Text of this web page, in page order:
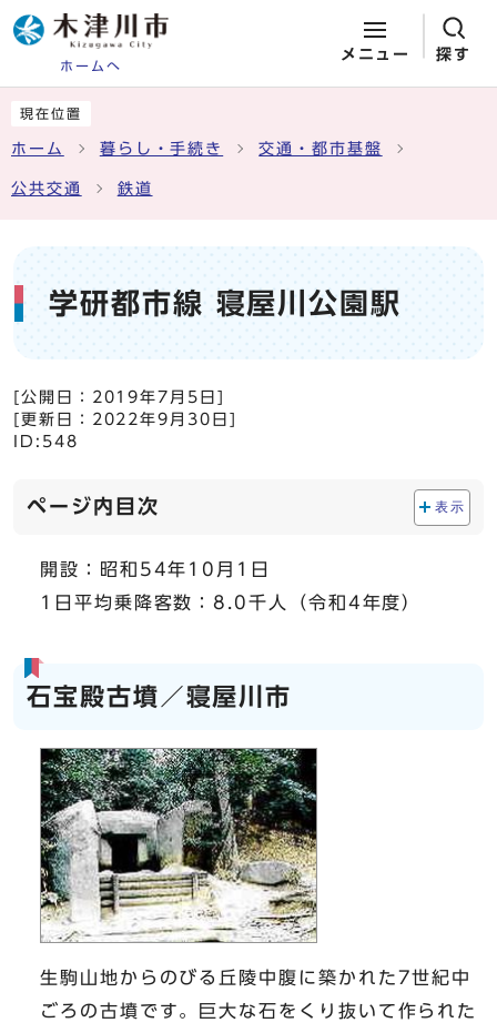
ホームへ
メニュー 探す
現在位置
ホーム 暮らし・手続き 交通・都市基盤
公共交通 鉄道
学研都市線 寝屋川公園駅
[公開日： 2019年7月5日
[更新日： 2022年9月30日
ID:548
ページ内目次 表示
開設：昭和54年10月1日
1日平均乗降客数：8.0千人（令和4年度）
石宝殿古墳／寝屋川市
生駒山地からのびる丘陵中腹に築かれた7世紀中
ごろの古墳です。巨大な石をくり抜いて作られた